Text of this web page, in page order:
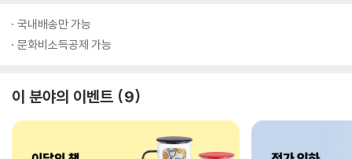
국내배송만 가능
문화비소득공제 가능
이 분야의 이벤트 9